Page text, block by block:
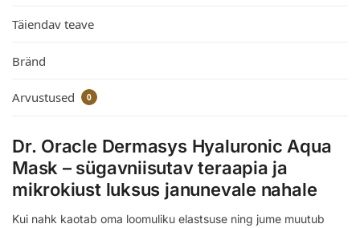
Täiendav teave
Bränd
Arvustused 0
Dr. Oracle Dermasys Hyaluronic Aqua
Mask – sügavniisutav teraapia ja
mikrokiust luksus janunevale nahale
Kui nahk kaotab oma loomuliku elastsuse ning jume muutub